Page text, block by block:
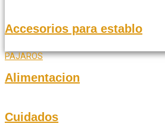
Accesorios para establo
PAJAROS
Alimentacion
Cuidados